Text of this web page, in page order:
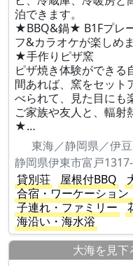
泊できます。
★BBQ&鍋★ B1Fプレ
フ&カラオケが楽しめま
★手作りピザ窯
ピザ焼き体験ができ
間あれば、窯をセット
べられて、見た目にも
ご家族や友人と、輻射
★…
東海／静岡県／伊
静岡県伊東市富戸
貸別荘
屋根付BBQ
合宿・ワーケーション
子連れ・ファミリー
海沿い・海水浴
大海を見下